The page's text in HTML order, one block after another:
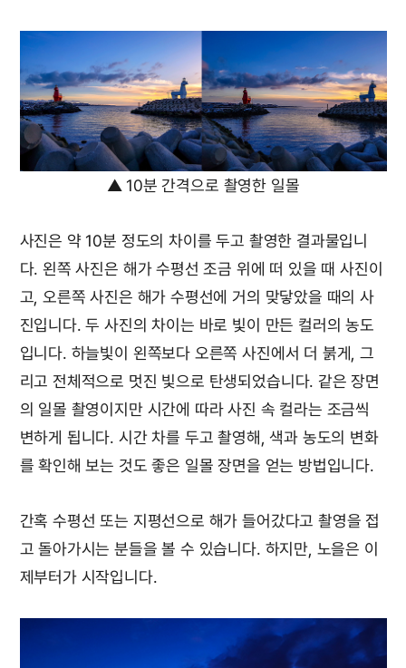
▲ 10분 간격으로 촬영한 일몰
사진은 약 10분 정도의 차이를 두고 촬영한 결과물입니
다. 왼쪽 사진은 해가 수평선 조금 위에 떠 있을 때 사진이
고, 오른쪽 사진은 해가 수평선에 거의 맞닿았을 때의 사
진입니다. 두 사진의 차이는 바로 빛이 만든 컬러의 농도
입니다. 하늘빛이 왼쪽보다 오른쪽 사진에서 더 붉게, 그
리고 전체적으로 멋진 빛으로 탄생되었습니다. 같은 장면
의 일몰 촬영이지만 시간에 따라 사진 속 컬라는 조금씩
변하게 됩니다. 시간 차를 두고 촬영해, 색과 농도의 변화
를 확인해 보는 것도 좋은 일몰 장면을 얻는 방법입니다.
간혹 수평선 또는 지평선으로 해가 들어갔다고 촬영을 접
고 돌아가시는 분들을 볼 수 있습니다. 하지만, 노을은 이
제부터가 시작입니다.